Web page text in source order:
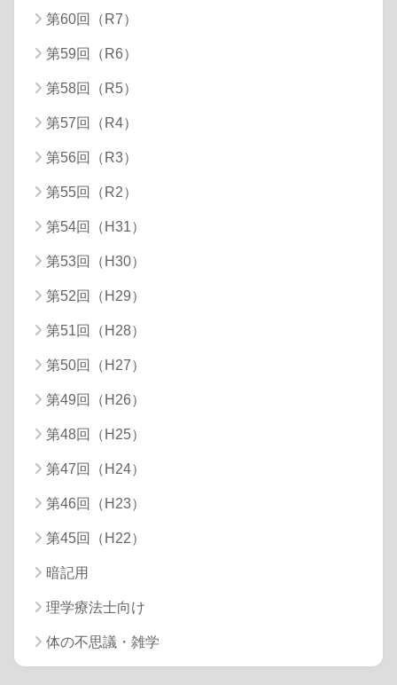
第60回（R7）
第59回（R6）
第58回（R5）
第57回（R4）
第56回（R3）
第55回（R2）
第54回（H31）
第53回（H30）
第52回（H29）
第51回（H28）
第50回（H27）
第49回（H26）
第48回（H25）
第47回（H24）
第46回（H23）
第45回（H22）
暗記用
理学療法士向け
体の不思議・雑学